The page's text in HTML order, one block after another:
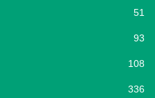
51
93
108
336